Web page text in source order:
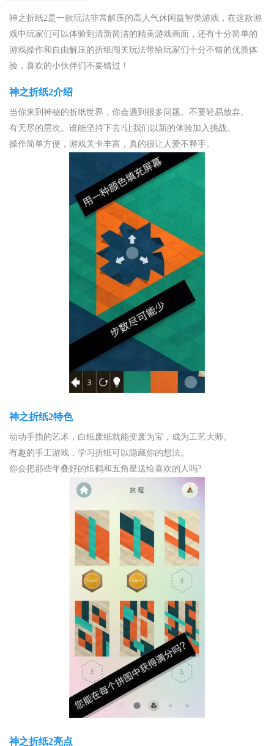
神之折纸2是一款玩法非常解压的高人气休闲益智类游戏，在这款游
戏中玩家们可以体验到清新简洁的精美游戏画面，还有十分简单的
游戏操作和自由解压的折纸闯关玩法带给玩家们十分不错的优质体
验，喜欢的小伙伴们不要错过！
神之折纸2介绍
当你来到神秘的折纸世界，你会遇到很多问题。不要轻易放弃。
有无尽的层次。谁能坚持下去?让我们以新的体验加入挑战。
操作简单方便，游戏关卡丰富，真的很让人爱不释手。
神之折纸2特色
动动手指的艺术，白纸废纸就能变废为宝，成为工艺大师。
有趣的手工游戏，学习折纸可以隐藏你的想法。
你会把那些年叠好的纸鹤和五角星送给喜欢的人吗?
神之折纸2亮点